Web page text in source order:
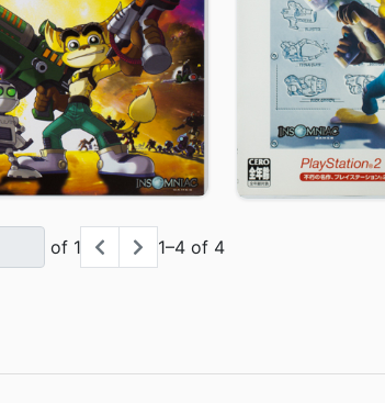
of 1 1–4 of 4